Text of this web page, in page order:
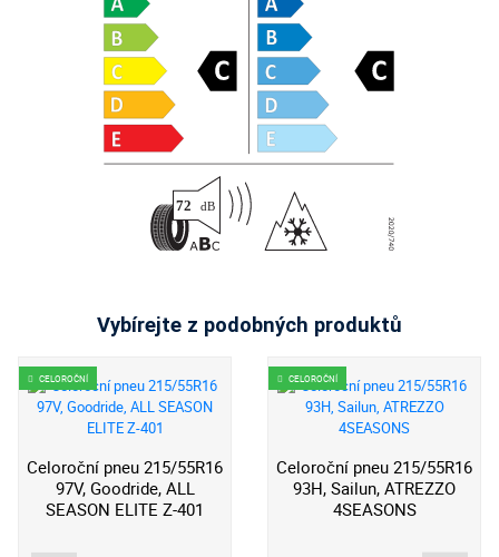
Vybírejte z podobných produktů
CELOROČNÍ
Celoroční pneu 215/55R16
97V, Goodride, ALL
SEASON ELITE Z-401
CELOROČNÍ
Celoroční pneu 215/55R16
93H, Sailun, ATREZZO
4SEASONS